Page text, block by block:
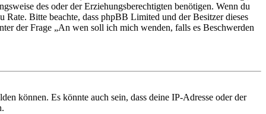
des oder der Erziehungsberechtigten benötigen. Wenn du
Bitte beachte, dass phpBB Limited und der Besitzer dieses
der Frage „An wen soll ich mich wenden, falls es Beschwerden
können. Es könnte auch sein, dass deine IP-Adresse oder der